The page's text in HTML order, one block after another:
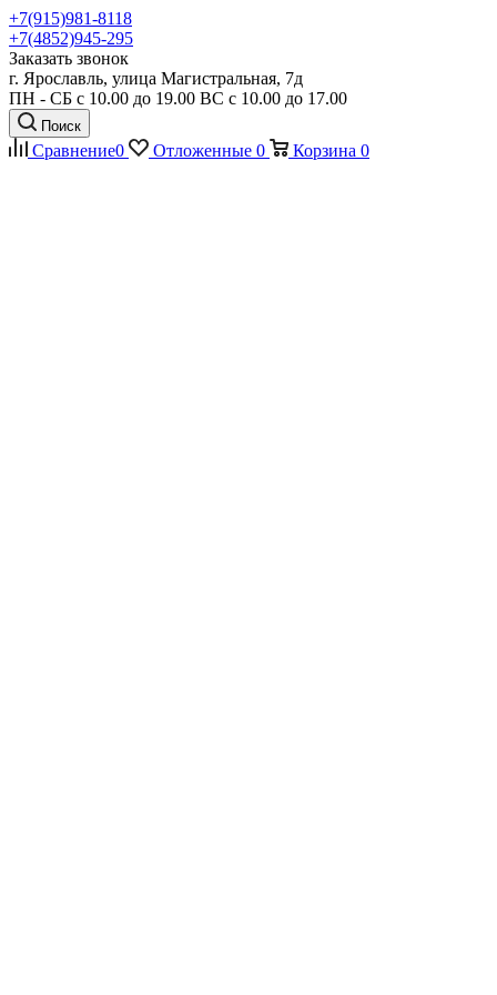
+7(915)981-8118
+7(4852)945-295
Заказать звонок
г. Ярославль, улица Магистральная, 7д
ПН - СБ с 10.00 до 19.00 ВС с 10.00 до 17.00
Поиск
Сравнение0 Отложенные 0 Корзина 0